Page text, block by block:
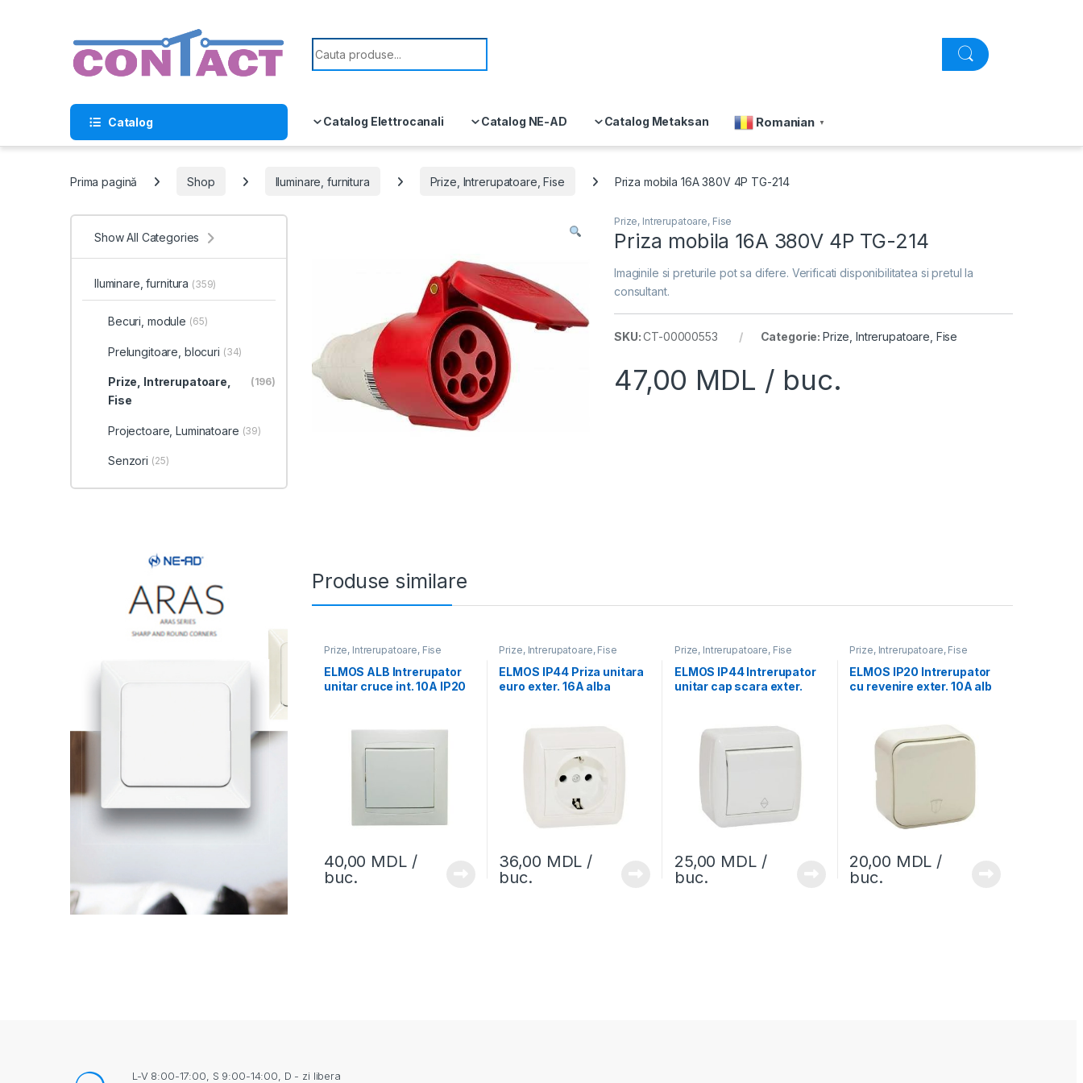
Search for:
Catalog Catalog Elettrocanali Catalog NE-AD Catalog Metaksan Romanian ▼
Prima pagină Shop Iluminare, furnitura Prize, Intrerupatoare, Fise Priza mobila 16A 380V 4P TG-214
Prize, Intrerupatoare, Fise
Priza mobila 16A 380V 4P TG-214
Imaginile si preturile pot sa difere. Verificati disponibilitatea si pretul la
consultant.
SKU:CT-00000553 Categorie: Prize, Intrerupatoare, Fise
47,00 MDL / buc.
Produse similare
Prize, Intrerupatoare, Fise
ELMOS ALB Intrerupator
unitar cruce int. 10A IP20
40,00 MDL/
buc.
Prize, Intrerupatoare, Fise
ELMOS IP44 Priza unitara
euro exter. 16A alba
36,00 MDL /
buc.
Prize, Intrerupatoare, Fise
ELMOS IP44 Intrerupator
unitar cap scara exter.
25,00 MDL/
buc.
Prize, Intrerupatoare, Fise
ELMOS IP20 Intrerupator
cu revenire exter. 10A alb
20,00 MDL /
buc.
Show All Categories
Iluminare, furnitura (359)
Becuri, module (65)
Prelungitoare, blocuri (34)
Prize, Intrerupatoare,
Fise
(196)
Projectoare, Luminatoare (39)
Senzori (25)
L-V 8:00-17:00, S 9:00-14:00, D - zi libera